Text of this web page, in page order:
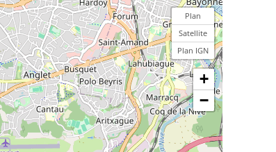
Plan
Satellite
Plan IGN
+
−